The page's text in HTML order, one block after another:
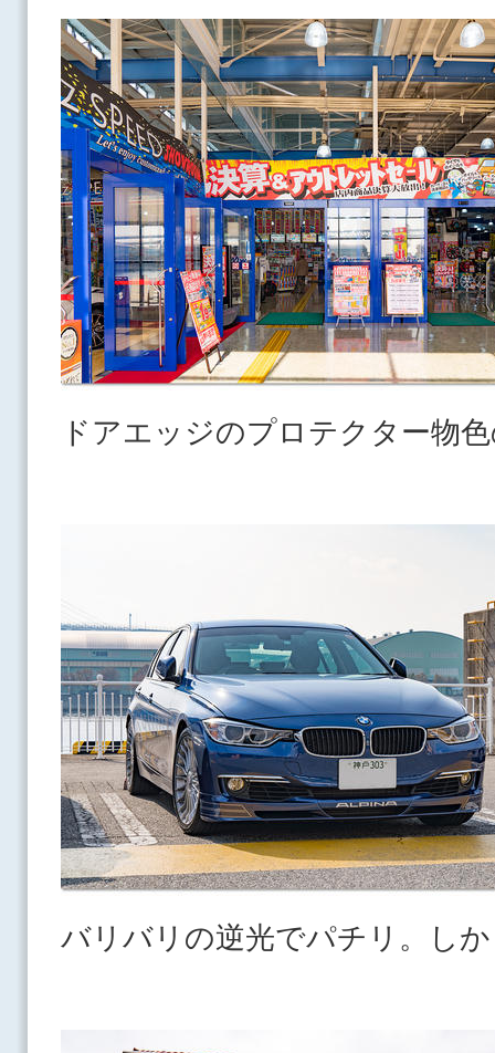
ドアエッジのプロテクター物
バリバリの逆光でパチリ。し